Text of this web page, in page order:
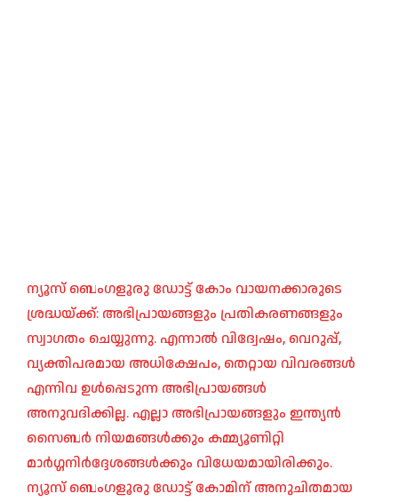
ന്യൂസ് ബെംഗളൂരു ഡോട്ട് കോം വായനക്കാരുടെ
ശ്രദ്ധയ്ക്ക്: അഭിപ്രായങ്ങളും പ്രതികരണങ്ങളും
സ്വാഗതം ചെയ്യുന്നു. എന്നാൽ വിദ്വേഷം, വെറുപ്പ്,
വ്യക്തിപരമായ അധിക്ഷേപം, തെറ്റായ വിവരങ്ങൾ
എന്നിവ ഉൾപ്പെടുന്ന അഭിപ്രായങ്ങൾ
അനുവദിക്കില്ല. എല്ലാ അഭിപ്രായങ്ങളും ഇന്ത്യൻ
സൈബർ നിയമങ്ങൾക്കും കമ്മ്യൂണിറ്റി
മാർഗ്ഗനിർദ്ദേശങ്ങൾക്കും വിധേയമായിരിക്കും.
ന്യൂസ് ബെംഗളൂരു ഡോട്ട് കോമിന് അനുചിതമായ